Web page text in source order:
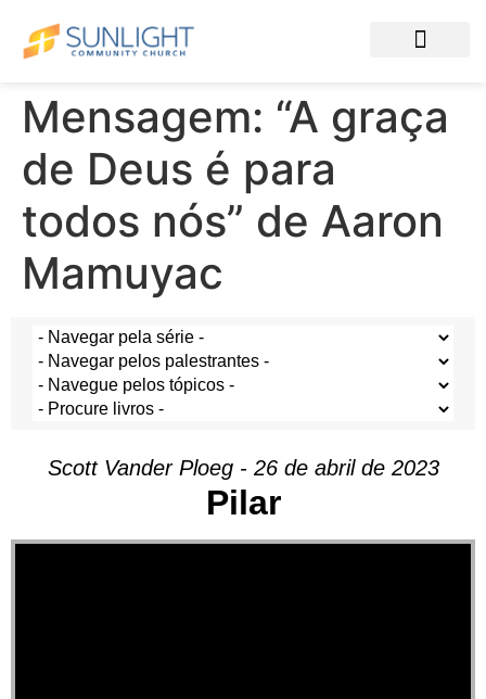
Mensagem: “A graça
de Deus é para
todos nós” de Aaron
Mamuyac
Scott Vander Ploeg - 26 de abril de 2023
Pilar